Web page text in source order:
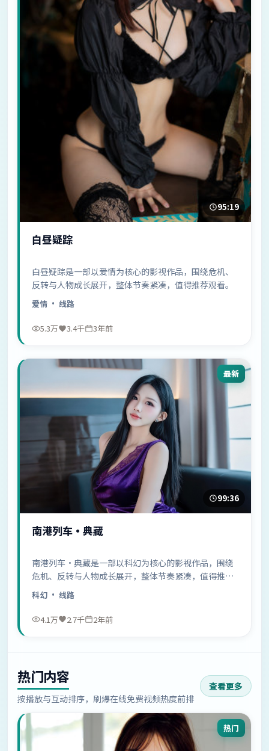
95:19
白昼疑踪
白昼疑踪是一部以爱情为核心的影视作品，围绕危机、
反转与人物成长展开，整体节奏紧凑，值得推荐观看。
爱情 · 线路
5.3万 3.4千 3年前
最新
99:36
南港列车·典藏
南港列车·典藏是一部以科幻为核心的影视作品，围绕
危机、反转与人物成长展开，整体节奏紧凑，值得推荐
观看。
科幻 · 线路
4.1万 2.7千 2年前
热门内容
按播放与互动排序，刷爆在线免费视频热度前排
查看更多
热门